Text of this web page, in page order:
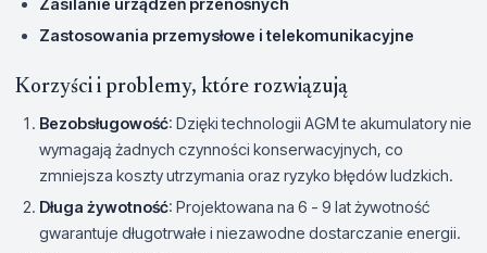
Zastosowania przemysłowe i telekomunikacyjne
Korzyści i problemy, które rozwiązują
Bezobsługowość: Dzięki technologii AGM te akumulatory nie
wymagają żadnych czynności konserwacyjnych, co
zmniejsza koszty utrzymania oraz ryzyko błędów ludzkich.
Długa żywotność: Projektowana na 6 - 9 lat żywotność
gwarantuje długotrwałe i niezawodne dostarczanie energii.